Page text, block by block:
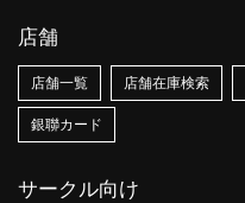
店舗
店舗一覧 店舗在庫検索
銀聯カード
サークル向け